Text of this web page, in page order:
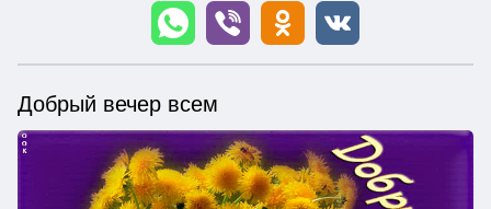
Добрый вечер всем